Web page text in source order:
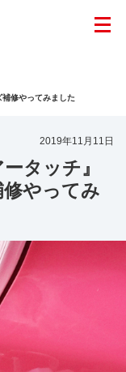
修やってみました
2019年11月11日
タッチ』
やってみ